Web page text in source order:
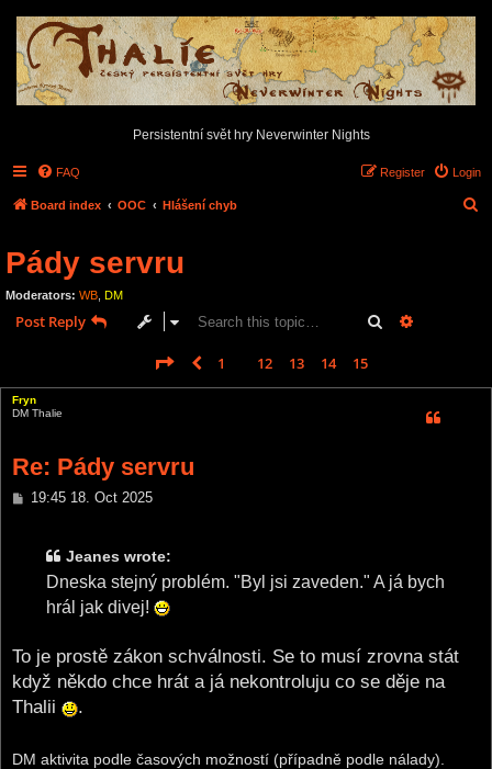
Persistentní svět hry Neverwinter Nights
FAQ Login
Register
Board index OOC Hlášení chyb
Pády servru
Moderators: WB DM
Post Reply Search
Page 16 16
Previous
1 12 13 14 15
Fryn
DM Thalie
Re: Pády servru
P19:45 18. Oct 2025
Jeanes wrote:
Dneska stejný problém. "Byl jsi zaveden." A já bych
hrál jak divej!
To je prostě zákon schválnosti. Se to musí zrovna stát
když někdo chce hrát a já nekontroluju co se děje na
Thalii
.
DM aktivita podle časových možností (případně podle nálady).